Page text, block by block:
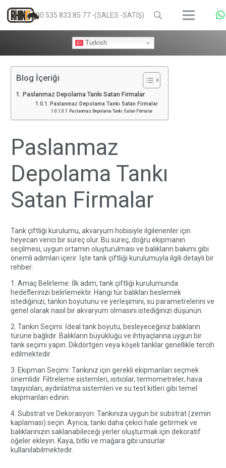
+90 535 833 85 77 -(SALES -SATIŞ)
Turkish
Blog İçeriği
Paslanmaz Depolama Tankı Satan Firmalar
Paslanmaz Depolama Tankı Satan Firmalar
Paslanmaz Depolama Tankı Satan Firmalar
Paslanmaz
Depolama Tankı
Satan Firmalar
Tank çiftliği kurulumu, akvaryum hobisiyle ilgilenenler için
heyecan verici bir süreç olur. Bu süreç, doğru ekipmanın
seçilmesi, uygun ortamın oluşturulması ve balıkların bakımı gibi
önemli adımları içerir. İşte tank çiftliği kurulumuyla ilgili detaylı bir
rehber:
1. Amaç Belirleme: İlk adım, tank çiftliği kurulumunda
hedeflerinizi belirlemektir. Hangi tür balıkları beslemek
istediğinizi, tankın boyutunu ve yerleşimini, su parametrelerini ve
genel olarak nasıl bir akvaryum olmasını istediğinizi düşünün.
2. Tankın Seçimi: İdeal tank boyutu, besleyeceğiniz balıkların
türüne bağlıdır. Balıkların büyüklüğü ve ihtiyaçlarına uygun bir
tank seçimi yapın. Dikdörtgen veya köşeli tanklar genellikle tercih
edilmektedir.
3. Ekipman Seçimi: Tankınız için gerekli ekipmanları seçmek
önemlidir. Filtreleme sistemleri, ısıtıcılar, termometreler, hava
taşıyıcıları, aydınlatma sistemleri ve su test kitleri gibi temel
ekipmanları edinin.
4. Substrat ve Dekorasyon: Tankınıza uygun bir substrat (zemin
kaplaması) seçin. Ayrıca, tankı daha çekici hale getirmek ve
balıklarınızın saklanabileceği yerler oluşturmak için dekoratif
öğeler ekleyin. Kaya, bitki ve mağara gibi unsurlar
kullanılabilmektedir.